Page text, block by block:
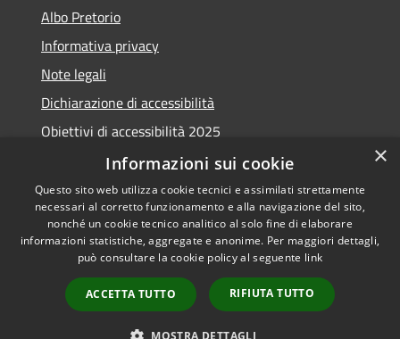
Albo Pretorio
Informativa privacy
Note legali
Dichiarazione di accessibilità
Obiettivi di accessibilità 2025
Meccanismo di feedback
RSS
Accessibilità
Copyright © 2026 • Comune di
Fiumicino • Powered by
Municipium•
Accesso
redazione
×
Informazioni sui cookie
Questo sito web utilizza cookie tecnici e assimilati strettamente
necessari al corretto funzionamento e alla navigazione del sito,
nonché un cookie tecnico analitico al solo fine di elaborare
informazioni statistiche, aggregate e anonime. Per maggiori dettagli,
può consultare la cookie policy al seguente link
ACCETTA TUTTO RIFIUTA TUTTO
MOSTRA DETTAGLI